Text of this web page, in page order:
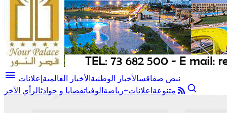
menu نبض صفاقسالأخبار الوطنية الأخبار العالمية إعلانات
متنوعة اعلانات+رياضة الوفياتقضايا و حوادثالرأي الآخر